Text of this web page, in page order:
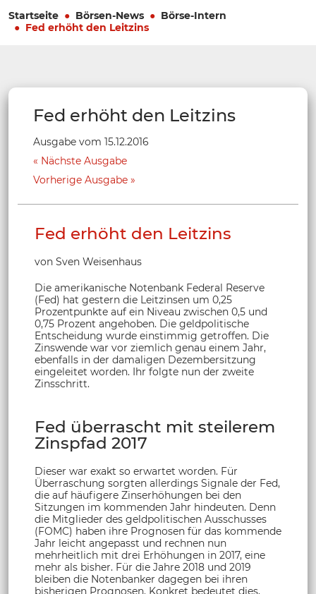
Startseite Börsen-News
Börse-Intern
Fed erhöht den Leitzins
Fed erhöht den Leitzins
Ausgabe vom 15.12.2016
Nächste Ausgabe
Vorherige Ausgabe
Fed erhöht den Leitzins
von Sven Weisenhaus
Die amerikanische Notenbank Federal Reserve
(Fed) hat gestern die Leitzinsen um 0,25
Prozentpunkte auf ein Niveau zwischen 0,5 und
0,75 Prozent angehoben. Die geldpolitische
Entscheidung wurde einstimmig getroffen. Die
Zinswende war vor ziemlich genau einem Jahr,
ebenfalls in der damaligen Dezembersitzung
eingeleitet worden. Ihr folgte nun der zweite
Zinsschritt.
Fed überrascht mit steilerem
Zinspfad 2017
Dieser war exakt so erwartet worden. Für
Überraschung sorgten allerdings Signale der Fed,
die auf häufigere Zinserhöhungen bei den
Sitzungen im kommenden Jahr hindeuten. Denn
die Mitglieder des geldpolitischen Ausschusses
(FOMC) haben ihre Prognosen für das kommende
Jahr leicht angepasst und rechnen nun
mehrheitlich mit drei Erhöhungen in 2017, eine
mehr als bisher. Für die Jahre 2018 und 2019
bleiben die Notenbanker dagegen bei ihren
bisherigen Prognosen. Konkret bedeutet dies,